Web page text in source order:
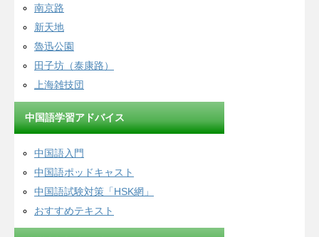
南京路
新天地
魯迅公園
田子坊（泰康路）
上海雑技団
中国語学習アドバイス
中国語入門
中国語ポッドキャスト
中国語試験対策「HSK網」
おすすめテキスト